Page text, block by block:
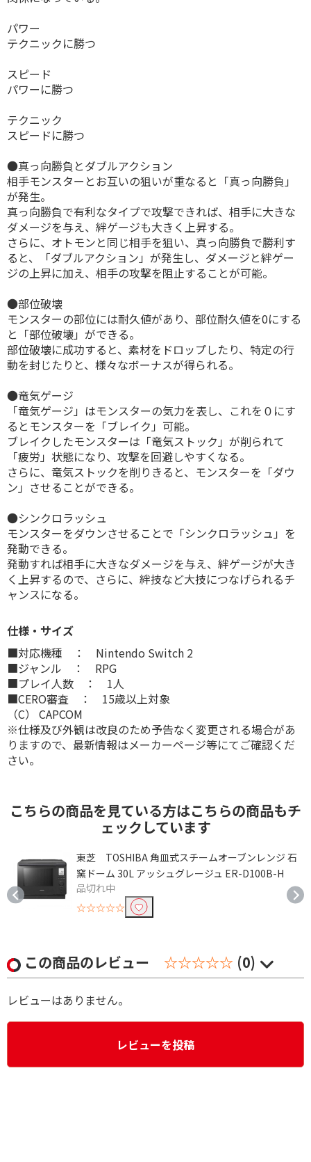
パワー
テクニックに勝つ
スピード
パワーに勝つ
テクニック
スピードに勝つ
●真っ向勝負とダブルアクション
相手モンスターとお互いの狙いが重なると「真っ向勝負」
が発生。
真っ向勝負で有利なタイプで攻撃できれば、相手に大きな
ダメージを与え、絆ゲージも大きく上昇する。
さらに、オトモンと同じ相手を狙い、真っ向勝負で勝利す
ると、「ダブルアクション」が発生し、ダメージと絆ゲー
ジの上昇に加え、相手の攻撃を阻止することが可能。
●部位破壊
モンスターの部位には耐久値があり、部位耐久値を0にする
と「部位破壊」ができる。
部位破壊に成功すると、素材をドロップしたり、特定の行
動を封じたりと、様々なボーナスが得られる。
●竜気ゲージ
「竜気ゲージ」はモンスターの気力を表し、これを０にす
るとモンスターを「ブレイク」可能。
ブレイクしたモンスターは「竜気ストック」が削られて
「疲労」状態になり、攻撃を回避しやすくなる。
さらに、竜気ストックを削りきると、モンスターを「ダウ
ン」させることができる。
●シンクロラッシュ
モンスターをダウンさせることで「シンクロラッシュ」を
発動できる。
発動すれば相手に大きなダメージを与え、絆ゲージが大き
く上昇するので、さらに、絆技など大技につなげられるチ
ャンスになる。
仕様・サイズ
■対応機種 ： Nintendo Switch 2
■ジャンル ： RPG
■プレイ人数 ： 1人
■CERO審査 ： 15歳以上対象
（C） CAPCOM
※仕様及び外観は改良のため予告なく変更される場合があ
りますので、最新情報はメーカーページ等にてご確認くだ
さい。
こちらの商品を見ている方はこちらの商品もチ
ェックしています
東芝 TOSHIBA 角皿式スチームオーブンレンジ 石
窯ドーム 30L アッシュグレージュ ER-D100B-H
品切れ中
☆☆☆☆☆
この商品のレビュー ☆☆☆☆☆ (0)
レビューはありません。
レビューを投稿